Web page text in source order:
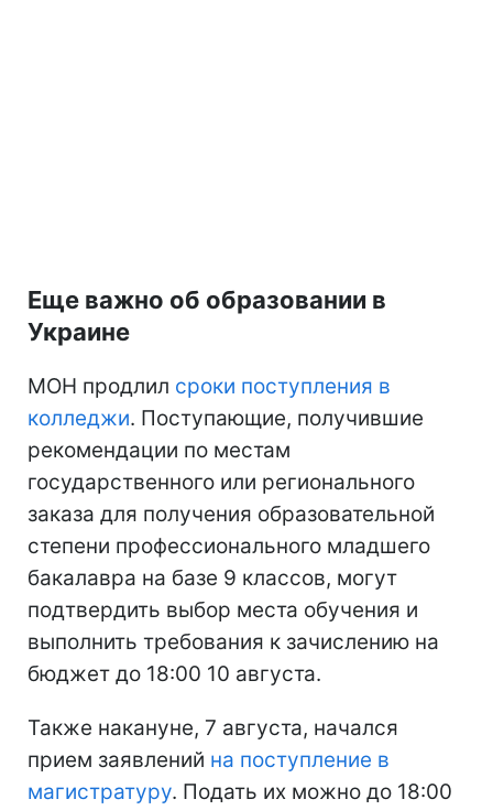
Еще важно об образовании в
Украине
МОН продлил сроки поступления в
колледжи. Поступающие, получившие
рекомендации по местам
государственного или регионального
заказа для получения образовательной
степени профессионального младшего
бакалавра на базе 9 классов, могут
подтвердить выбор места обучения и
выполнить требования к зачислению на
бюджет до 18:00 10 августа.
Также накануне, 7 августа, начался
прием заявлений на поступление в
магистратуру. Подать их можно до 18:00